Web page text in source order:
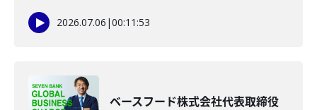
2026.07.06 |00:11:53
ベースフード株式会社代表取締役